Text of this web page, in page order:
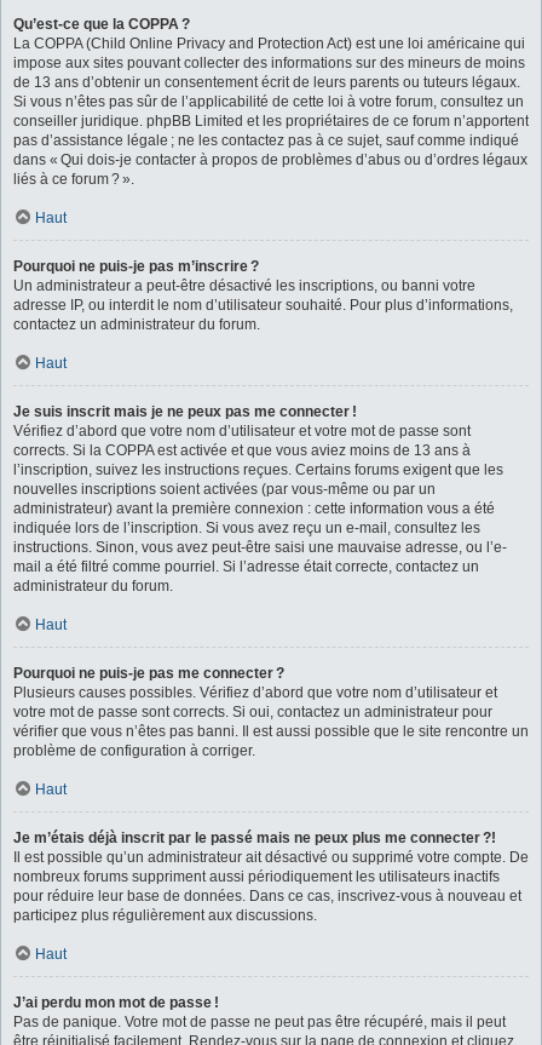
Qu’est-ce que la COPPA ?
La COPPA (Child Online Privacy and Protection Act) est une loi américaine qui
impose aux sites pouvant collecter des informations sur des mineurs de moins
de 13 ans d’obtenir un consentement écrit de leurs parents ou tuteurs légaux.
Si vous n’êtes pas sûr de l’applicabilité de cette loi à votre forum, consultez un
conseiller juridique. phpBB Limited et les propriétaires de ce forum n’apportent
pas d’assistance légale ; ne les contactez pas à ce sujet, sauf comme indiqué
dans « Qui dois-je contacter à propos de problèmes d’abus ou d’ordres légaux
liés à ce forum ? ».
Haut
Pourquoi ne puis-je pas m’inscrire ?
Un administrateur a peut-être désactivé les inscriptions, ou banni votre
adresse IP, ou interdit le nom d’utilisateur souhaité. Pour plus d’informations,
contactez un administrateur du forum.
Haut
Je suis inscrit mais je ne peux pas me connecter !
Vérifiez d’abord que votre nom d’utilisateur et votre mot de passe sont
corrects. Si la COPPA est activée et que vous aviez moins de 13 ans à
l’inscription, suivez les instructions reçues. Certains forums exigent que les
nouvelles inscriptions soient activées (par vous-même ou par un
administrateur) avant la première connexion : cette information vous a été
indiquée lors de l’inscription. Si vous avez reçu un e-mail, consultez les
instructions. Sinon, vous avez peut-être saisi une mauvaise adresse, ou l’e-
mail a été filtré comme pourriel. Si l’adresse était correcte, contactez un
administrateur du forum.
Haut
Pourquoi ne puis-je pas me connecter ?
Plusieurs causes possibles. Vérifiez d’abord que votre nom d’utilisateur et
votre mot de passe sont corrects. Si oui, contactez un administrateur pour
vérifier que vous n’êtes pas banni. Il est aussi possible que le site rencontre un
problème de configuration à corriger.
Haut
Je m’étais déjà inscrit par le passé mais ne peux plus me connecter ?!
Il est possible qu’un administrateur ait désactivé ou supprimé votre compte. De
nombreux forums suppriment aussi périodiquement les utilisateurs inactifs
pour réduire leur base de données. Dans ce cas, inscrivez-vous à nouveau et
participez plus régulièrement aux discussions.
Haut
J’ai perdu mon mot de passe !
Pas de panique. Votre mot de passe ne peut pas être récupéré, mais il peut
être réinitialisé facilement. Rendez-vous sur la page de connexion et cliquez